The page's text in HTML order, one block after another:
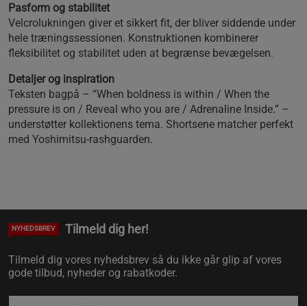
Pasform og stabilitet
Velcrolukningen giver et sikkert fit, der bliver siddende under
hele træningssessionen. Konstruktionen kombinerer
fleksibilitet og stabilitet uden at begrænse bevægelsen.
Detaljer og inspiration
Teksten bagpå – “When boldness is within / When the
pressure is on / Reveal who you are / Adrenaline Inside.” –
understøtter kollektionens tema. Shortsene matcher perfekt
med Yoshimitsu‑rashguarden.
NYHEDSBREV Tilmeld dig her!
Tilmeld dig vores nyhedsbrev så du ikke går glip af vores
gode tilbud, nyheder og rabatkoder.